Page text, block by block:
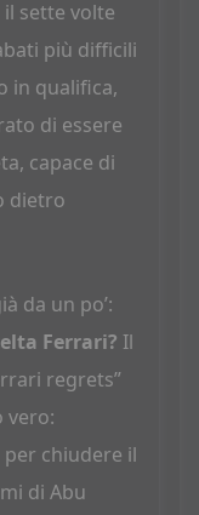
il sette volte
più difficili
in qualifica,
di essere
capace di
dietro
da un po’:
Ferrari? Il
regrets”
vero:
chiudere il
di Abu